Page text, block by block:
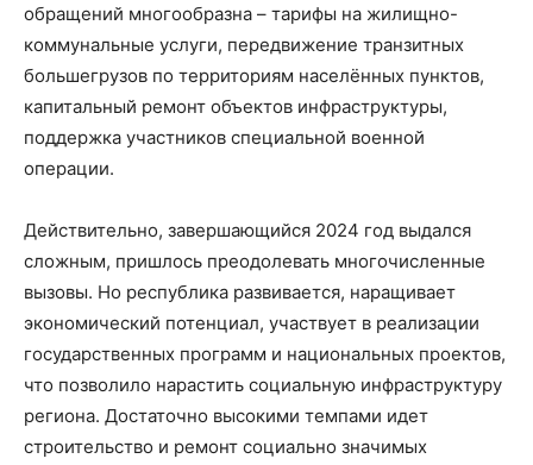
обращений многообразна – тарифы на жилищно-
коммунальные услуги, передвижение транзитных
большегрузов по территориям населённых пунктов,
капитальный ремонт объектов инфраструктуры,
поддержка участников специальной военной
операции.
Действительно, завершающийся 2024 год выдался
сложным, пришлось преодолевать многочисленные
вызовы. Но республика развивается, наращивает
экономический потенциал, участвует в реализации
государственных программ и национальных проектов,
что позволило нарастить социальную инфраструктуру
региона. Достаточно высокими темпами идет
строительство и ремонт социально значимых